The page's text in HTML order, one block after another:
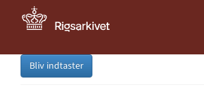
Bliv indtaster